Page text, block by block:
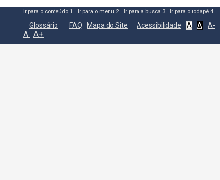
Ir para o conteúdo 1 Ir para o menu 2 Ir para a busca 3 Ir para o rodapé 4
Glossário FAQ Mapa do Site Acessibilidade A A A-
A A+